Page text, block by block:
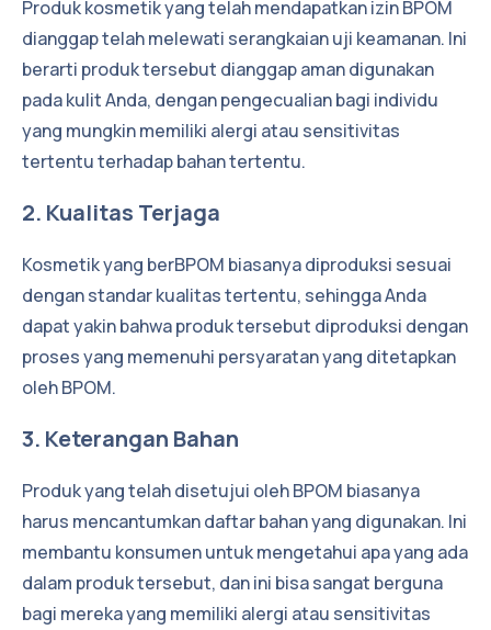
Produk kosmetik yang telah mendapatkan izin BPOM
dianggap telah melewati serangkaian uji keamanan. Ini
berarti produk tersebut dianggap aman digunakan
pada kulit Anda, dengan pengecualian bagi individu
yang mungkin memiliki alergi atau sensitivitas
tertentu terhadap bahan tertentu.
2. Kualitas Terjaga
Kosmetik yang berBPOM biasanya diproduksi sesuai
dengan standar kualitas tertentu, sehingga Anda
dapat yakin bahwa produk tersebut diproduksi dengan
proses yang memenuhi persyaratan yang ditetapkan
oleh BPOM.
3. Keterangan Bahan
Produk yang telah disetujui oleh BPOM biasanya
harus mencantumkan daftar bahan yang digunakan. Ini
membantu konsumen untuk mengetahui apa yang ada
dalam produk tersebut, dan ini bisa sangat berguna
bagi mereka yang memiliki alergi atau sensitivitas